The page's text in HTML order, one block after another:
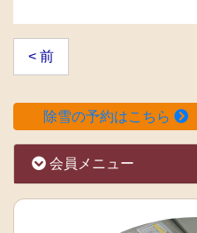
< 前
除雪の予約はこちら
会員メニュー